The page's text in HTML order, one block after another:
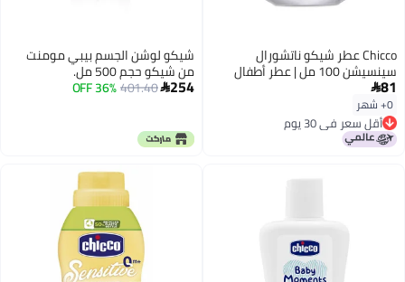
Chicco عطر شيكو ناتشورال
سينسيشن 100 مل | عطر أطفال
خفيف
81
0+ شهر
أقل سعر في 30 يوم
أقل سعر في 30 يوم
شيكو لوشن الجسم بيبي مومنت
من شيكو حجم 500 مل.
254
401.40
36% OFF